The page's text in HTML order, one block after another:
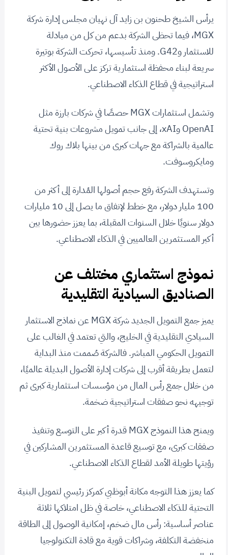
يرأس الشيخ طحنون بن زايد آل نهيان مجلس إدارة شركة
MGX، فيما تحظى الشركة بدعم من كل من مبادلة
للاستثمار وG42. ومنذ تأسيسها، تحركت الشركة بوتيرة
سريعة لبناء محفظة استثمارية تركز على الأصول الأكثر
استراتيجية في قطاع الذكاء الاصطناعي.
وتشمل استثمارات MGX حصصًا في شركات بارزة مثل
OpenAI وxAI، إلى جانب تمويل مشروعات بنية تحتية
عالمية بالشراكة مع جهات كبرى من بينها بلاك روك
ومايكروسوفت.
وتستهدف الشركة رفع حجم أصولها المُدارة إلى أكثر من
100 مليار دولار، مع خطط لإنفاق ما يصل إلى 10 مليارات
دولار سنويًا خلال السنوات المقبلة، بما يعزز حضورها بين
أكبر المستثمرين العالميين في الذكاء الاصطناعي.
نموذج استثماري مختلف عن
الصناديق السيادية التقليدية
يميز جمع التمويل الجديد شركة MGX عن نماذج الاستثمار
السيادي التقليدية في الخليج، والتي تعتمد في الغالب على
التمويل الحكومي المباشر. فالشركة صُممت منذ البداية
لتعمل بطريقة أقرب إلى شركات إدارة الأصول البديلة عالميًا،
من خلال جمع رأس المال من مؤسسات استثمارية كبرى ثم
توجيهه نحو صفقات استراتيجية ضخمة.
ويمنح هذا النموذج MGX قدرة أكبر على التوسع وتنفيذ
صفقات كبرى، مع توسيع قاعدة المستثمرين المشاركين في
رؤيتها طويلة الأمد لقطاع الذكاء الاصطناعي.
كما يعزز هذا التوجه مكانة أبوظبي كمركز رئيسي لتمويل البنية
التحتية للذكاء الاصطناعي، خاصة في ظل امتلاكها ثلاثة
عناصر أساسية: رأس مال ضخم، إمكانية الوصول إلى الطاقة
منخفضة التكلفة، وشراكات قوية مع قادة التكنولوجيا